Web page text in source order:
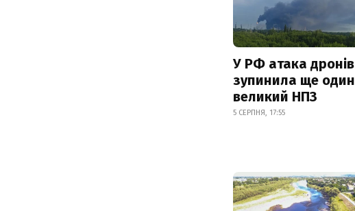
У РФ атака дронів
зупинила ще один
великий НПЗ
5 СЕРПНЯ, 17:55